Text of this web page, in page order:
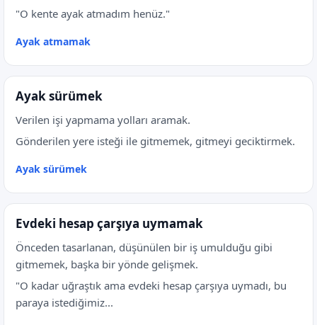
"O kente ayak atmadım henüz."
Ayak atmamak
Ayak sürümek
Verilen işi yapmama yolları aramak.
Gönderilen yere isteği ile gitmemek, gitmeyi geciktirmek.
Ayak sürümek
Evdeki hesap çarşıya uymamak
Önceden tasarlanan, düşünülen bir iş umulduğu gibi
gitmemek, başka bir yönde gelişmek.
"O kadar uğraştık ama evdeki hesap çarşıya uymadı, bu
paraya istediğimiz...